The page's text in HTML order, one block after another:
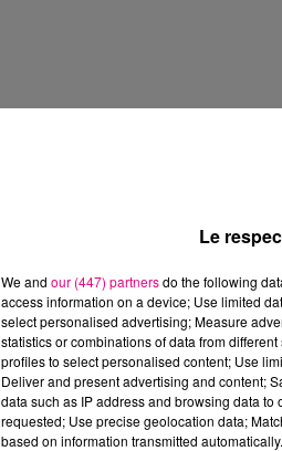
Le
We and our (447) partnersdo the following
access information on a device; Use limited
select personalised advertising; Measure
statistics or combinations of data from
profiles to select personalised content; Use
Deliver and present advertising and content;
data such as IP address and browsing data
requested; Use precise geolocation data;
based on information transmitted automatically.